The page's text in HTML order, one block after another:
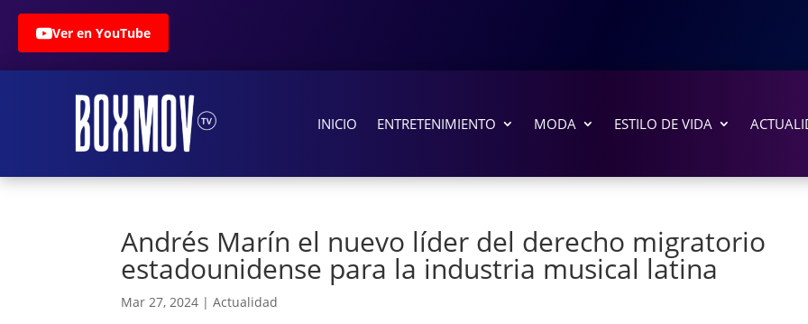
Ver en YouTube
INICIO ENTRETENIMIENTO MODA ESTILO DE VIDA
Andrés Marín el nuevo líder del derecho migratorio
estadounidense para la industria musical latina
Mar 27, 2024 |Actualidad